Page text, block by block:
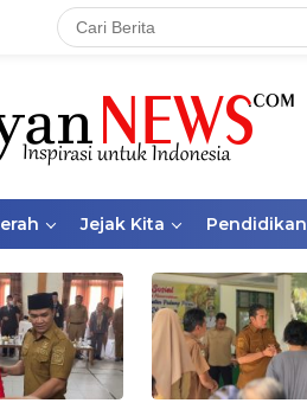
Jejak Kita Pendidikan